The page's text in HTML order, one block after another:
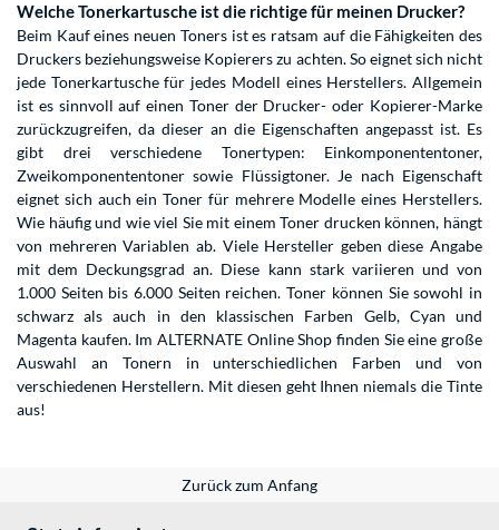
Welche Tonerkartusche ist die richtige für meinen Drucker?
Beim Kauf eines neuen Toners ist es ratsam auf die Fähigkeiten des
Druckers beziehungsweise Kopierers zu achten. So eignet sich nicht
jede Tonerkartusche für jedes Modell eines Herstellers. Allgemein
ist es sinnvoll auf einen Toner der Drucker- oder Kopierer-Marke
zurückzugreifen, da dieser an die Eigenschaften angepasst ist. Es
gibt drei verschiedene Tonertypen: Einkomponententoner,
Zweikomponententoner sowie Flüssigtoner. Je nach Eigenschaft
eignet sich auch ein Toner für mehrere Modelle eines Herstellers.
Wie häufig und wie viel Sie mit einem Toner drucken können, hängt
von mehreren Variablen ab. Viele Hersteller geben diese Angabe
mit dem Deckungsgrad an. Diese kann stark variieren und von
1.000 Seiten bis 6.000 Seiten reichen. Toner können Sie sowohl in
schwarz als auch in den klassischen Farben Gelb, Cyan und
Magenta kaufen. Im ALTERNATE Online Shop finden Sie eine große
Auswahl an Tonern in unterschiedlichen Farben und von
verschiedenen Herstellern. Mit diesen geht Ihnen niemals die Tinte
aus!
Zurück zum Anfang